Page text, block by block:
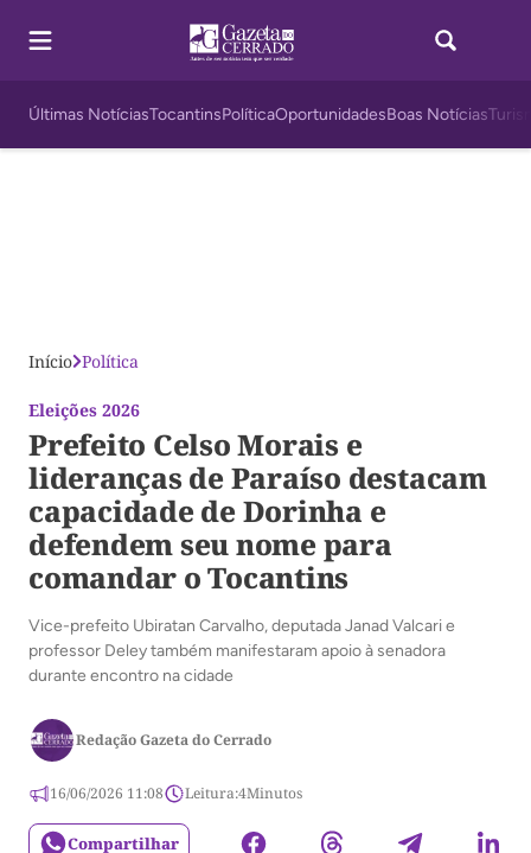
Últimas NotíciasTocantinsPolíticaOportunidadesBoas Notícias
Início Política
Eleições 2026
Prefeito Celso Morais e
lideranças de Paraíso destacam
capacidade de Dorinha e
defendem seu nome para
comandar o Tocantins
Vice-prefeito Ubiratan Carvalho, deputada Janad Valcari e
professor Deley também manifestaram apoio à senadora
durante encontro na cidade
Redação Gazeta do Cerrado
16/06/2026 11:08 Leitura:4Minutos
Compartilhar